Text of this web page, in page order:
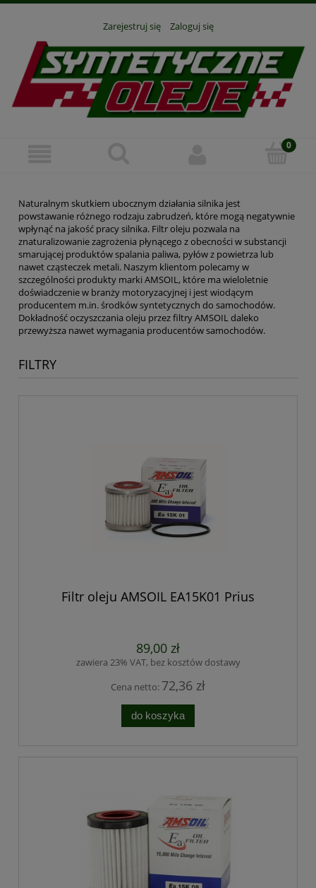
Zarejestruj się Zaloguj się
Naturalnym skutkiem ubocznym działania silnika jest
powstawanie różnego rodzaju zabrudzeń, które mogą negatywnie
wpłynąć na jakość pracy silnika. Filtr oleju pozwala na
znaturalizowanie zagrożenia płynącego z obecności w substancji
smarującej produktów spalania paliwa, pyłów z powietrza lub
nawet cząsteczek metali. Naszym klientom polecamy w
szczególności produkty marki AMSOIL, które ma wieloletnie
doświadczenie w branży motoryzacyjnej i jest wiodącym
producentem m.in. środków syntetycznych do samochodów.
Dokładność oczyszczania oleju przez filtry AMSOIL daleko
przewyższa nawet wymagania producentów samochodów.
FILTRY
Filtr oleju AMSOIL EA15K01 Prius
89,00 zł
zawiera 23% VAT, bez kosztów dostawy
Cena netto: 72,36 zł
do koszyka